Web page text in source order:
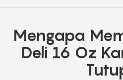
Mengapa
Deli 16 Oz